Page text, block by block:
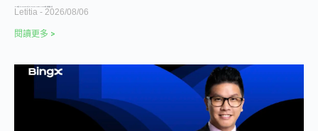
Letitia 2026/08/06
閱讀更多 >